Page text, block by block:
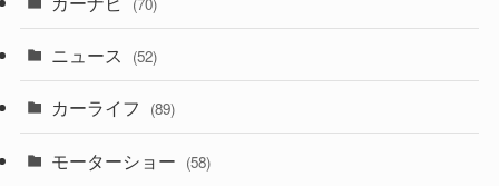
(50)
(43)
(6)
(9)
(58)
(28)
(27)
(26)
(1) (5)
ニュース (52)
カーライフ (89)
モーターショー (58)